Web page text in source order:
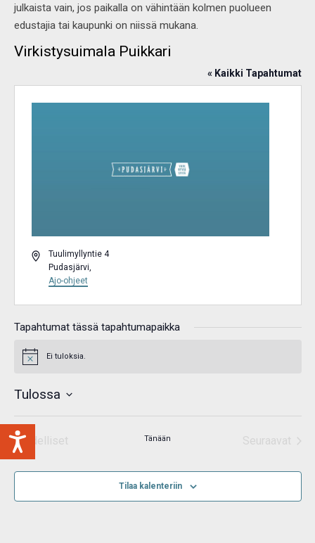
julkaista vain, jos paikalla on vähintään kolmen puolueen
edustajia tai kaupunki on niissä mukana.
Virkistysuimala Puikkari
« Kaikki Tapahtumat
OsoiteTuulimyllyntie 4
Pudasjärvi,
Ajo-ohjeet
Tapahtumat tässä tapahtumapaikka
Notice Ei tuloksia.
Tulossa
Valitse
päivä.
Edelliset
Tänään
Seuraavat
Tilaa kalenteriin